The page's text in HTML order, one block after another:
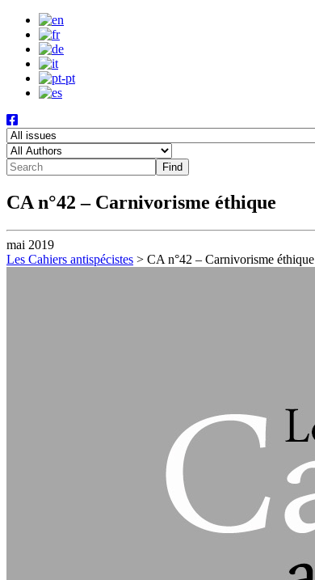
CA n°42 – Carnivorisme éthique
mai 2019
Les Cahiers antispécistes > CA n°42 – Carnivorisme éthique